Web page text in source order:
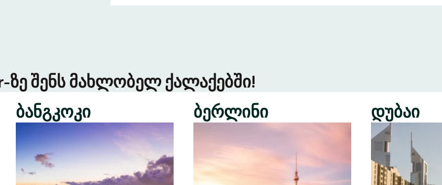
ზე შენს მახლობელ ქალაქებში!
ბანგკოკი
ბერლინი დუბაი